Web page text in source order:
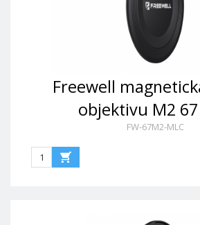
Freewell
objektivu M2
FW-67M2-MLC